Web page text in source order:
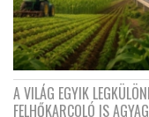
A VILÁG EGYIK
FELHŐKARCOLÓ IS